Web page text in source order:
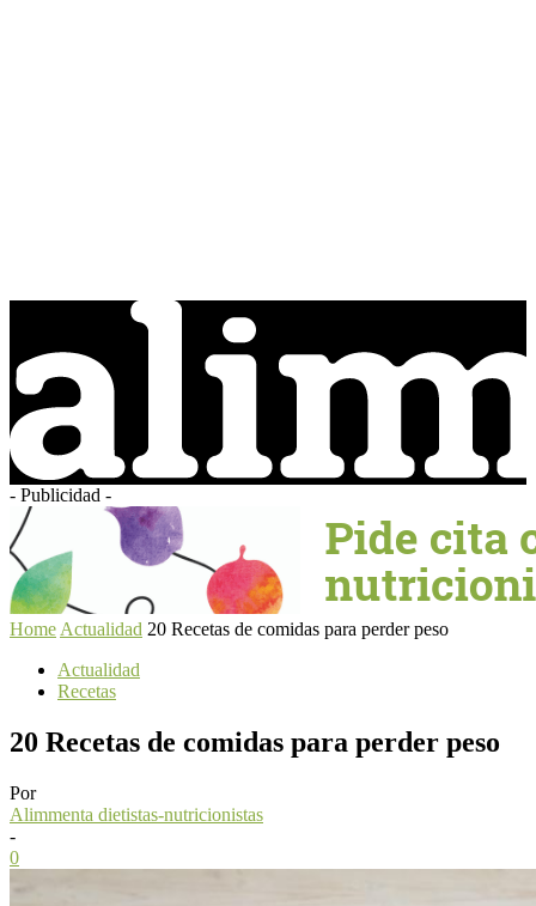
- Publicidad -
Home Actualidad 20 Recetas de comidas para perder peso
Actualidad
Recetas
20 Recetas de comidas para perder peso
Por
Alimmenta dietistas-nutricionistas
-
0